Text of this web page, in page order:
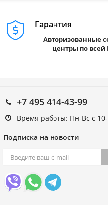
Гарантия
Авторизованные
центры по всей
+7 495 414-43-99
Время работы: Пн-Вс с
Подписка на новости